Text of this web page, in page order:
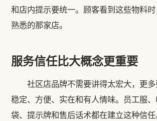
和店内提示要统一。顾客看到这些物料
熟悉的那家店。
服务信任比大概念更重要
社区店品牌不需要讲得太宏大，更多
稳定、方便、实在和有人情味。员工服
袋、提示牌和售后话术都在建立这种信任